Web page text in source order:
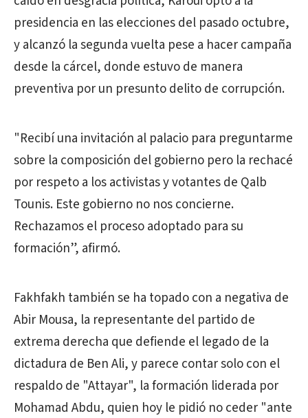
presidencia en las elecciones del pasado octubre,
y alcanzó la segunda vuelta pese a hacer campaña
desde la cárcel, donde estuvo de manera
preventiva por un presunto delito de corrupción.
"Recibí una invitación al palacio para preguntarme
sobre la composición del gobierno pero la rechacé
por respeto a los activistas y votantes de Qalb
Tounis. Este gobierno no nos concierne.
Rechazamos el proceso adoptado para su
formación”, afirmó.
Fakhfakh también se ha topado con a negativa de
Abir Mousa, la representante del partido de
extrema derecha que defiende el legado de la
dictadura de Ben Ali, y parece contar solo con el
respaldo de "Attayar", la formación liderada por
Mohamad Abdu, quien hoy le pidió no ceder "ante